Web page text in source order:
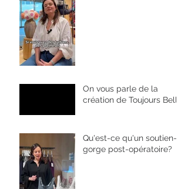
On vous parle de la
création de Toujours Belle
Qu'est-ce qu'un soutien-
gorge post-opératoire?